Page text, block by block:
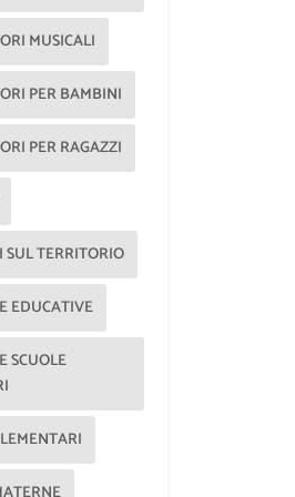
MUSICALI
PER BAMBINI
PER RAGAZZI
SUL TERRITORIO
EDUCATIVE
SCUOLE